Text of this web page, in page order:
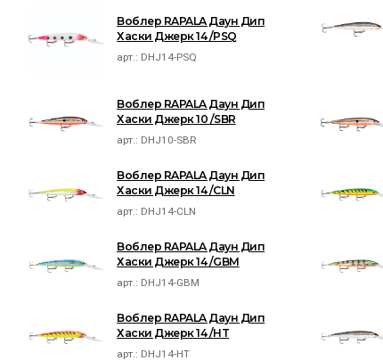
Воблер RAPALA Даун Дип
Хаски Джерк 14 /PSQ
арт.: DHJ14-PSQ
Воблер RAPALA Даун Дип
Хаски Джерк 10 /SBR
арт.: DHJ10-SBR
Воблер RAPALA Даун Дип
Хаски Джерк 14 /CLN
арт.: DHJ14-CLN
Воблер RAPALA Даун Дип
Хаски Джерк 14 /GBM
арт.: DHJ14-GBM
Воблер RAPALA Даун Дип
Хаски Джерк 14 /HT
арт.: DHJ14-HT